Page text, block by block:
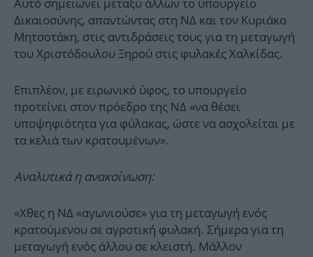
Αυτό σημειώνει μεταξύ άλλων το υπουργείο
Δικαιοσύνης, απαντώντας στη ΝΔ και τον Κυριάκο
Μητσοτάκη, στις αντιδράσεις τους για τη μεταγωγή
του Χριστόδουλου Ξηρού στις φυλακές Χαλκίδας.
Επιπλέον, με ειρωνικό ύφος, το υπουργείο
προτείνει στον πρόεδρο της ΝΔ «να θέσει
υποψηφιότητα για φύλακας, ώστε να ασχολείται με
τα κελιά των κρατουμένων».
Αναλυτικά η ανακοίνωση:
«Χθες η ΝΔ «αγωνιούσε» για τη μεταγωγή ενός
κρατούμενου σε αγροτική φυλακή. Σήμερα για τη
μεταγωγή ενός άλλου σε κλειστή. Μάλλον